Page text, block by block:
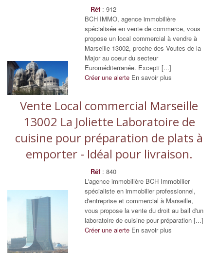
Réf : 912
BCH IMMO, agence immobilière
spécialisée en vente de commerce, vous
propose un local commercial à vendre à
Marseille 13002, proche des Voutes de la
Major au coeur du secteur
Euroméditerranée. Excepti [...]
Créer une alerte En savoir plus
Vente Local commercial Marseille
13002 La Joliette Laboratoire de
cuisine pour préparation de plats à
emporter - Idéal pour livraison.
Réf : 840
L'agence immobilière BCH Immobilier
spécialiste en immobilier professionnel,
d'entreprise et commercial à Marseille,
vous propose la vente du droit au bail d'un
laboratoire de cuisine pour préparation [...]
Créer une alerte En savoir plus